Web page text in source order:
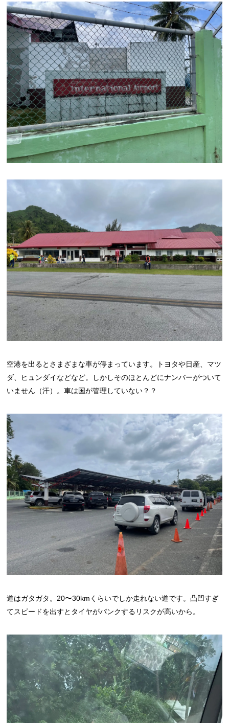
空港を出るとさまざまな車が停まっています。トヨタや日産、マツ
ダ、ヒュンダイなどなど。しかしそのほとんどにナンバーがついて
いません（汗）。車は国が管理していない？？
道はガタガタ。20〜30kmくらいでしか走れない道です。凸凹すぎ
てスピードを出すとタイヤがパンクするリスクが高いから。